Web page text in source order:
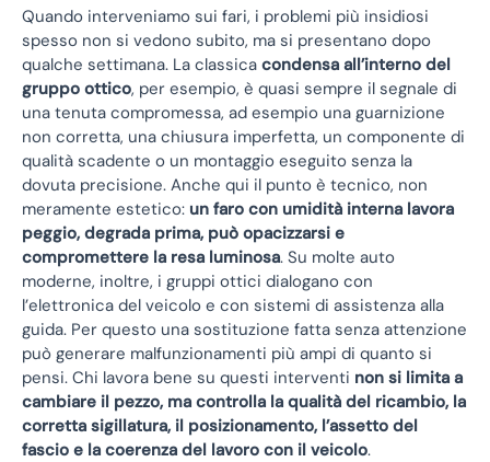
Quando interveniamo sui fari, i problemi più insidiosi
spesso non si vedono subito, ma si presentano dopo
qualche settimana. La classica condensa all’interno del
gruppo ottico, per esempio, è quasi sempre il segnale di
una tenuta compromessa, ad esempio una guarnizione
non corretta, una chiusura imperfetta, un componente di
qualità scadente o un montaggio eseguito senza la
dovuta precisione. Anche qui il punto è tecnico, non
meramente estetico: un faro con umidità interna lavora
peggio, degrada prima, può opacizzarsi e
compromettere la resa luminosa. Su molte auto
moderne, inoltre, i gruppi ottici dialogano con
l’elettronica del veicolo e con sistemi di assistenza alla
guida. Per questo una sostituzione fatta senza attenzione
può generare malfunzionamenti più ampi di quanto si
pensi. Chi lavora bene su questi interventi non si limita a
cambiare il pezzo, ma controlla la qualità del ricambio, la
corretta sigillatura, il posizionamento, l’assetto del
fascio e la coerenza del lavoro con il veicolo.